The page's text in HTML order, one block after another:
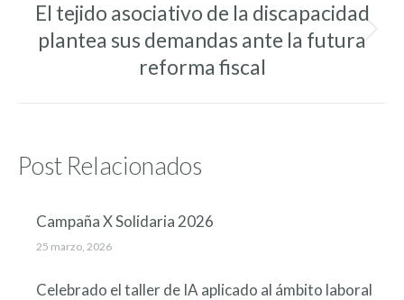
Entrada
siguiente:
El tejido asociativo de la discapacidad
plantea sus demandas ante la futura
reforma fiscal
Post Relacionados
Campaña X Solidaria 2026
25 marzo, 2026
Celebrado el taller de IA aplicado al ámbito laboral